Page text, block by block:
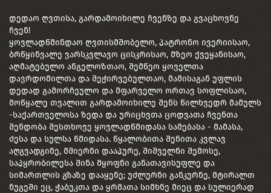
დედაო ღვთისა, გარდამოიხილე ჩვენზე და გვაცხოვნე
ჩვენ!
ყოვლადწმინდაო ღვთისმშობელო, პატრონო ივერიისაო,
ბრწყინვალე ვარსკვლავო ცისკრისაო, მზეო ქვეყანისაო,
აღმატებულო ანგელოზთაო, შემწეო ყოველთა
დავრდომილთა და შეჭირვებულთაო, მამისაგან უფლის
დედად გამორჩეულო და მფარველო ორთავ სოფლისაო,
მოწყალე თვალით გარდამოიხილე შენს წილხვედრ მამულს
-საქართველოსა ზედა და ურიცხვთა ცოდვათა ჩვენთა
შენდობა შესთხოვე ყოვლადწმიდასა სამებასა - მამასა,
ძესა და სულსა წმიდასა. წყალობითა შენითა კვლავ
აღგვადგინე, მშიერნი დააპურე, შიშველნი შემოსე,
საპყრობილესა შინა მყოფნი განათავისუფლე და
სიმართლის გზაზე დააყენე; უძლურნი განკურნე, მტირალთ
ნუგეში ეც, ჭაბუკთა და ყრმათა სიმხნე მიეც და სულიერად